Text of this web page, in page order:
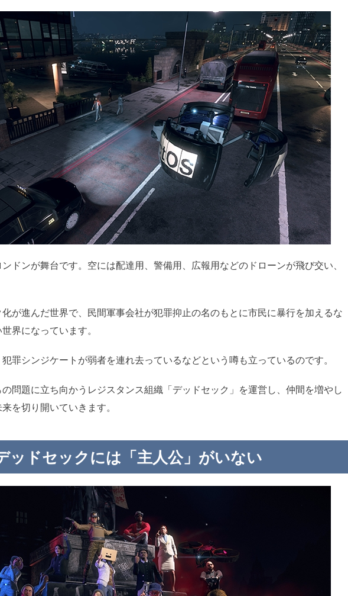
ドンが舞台です。空には配達用、警備用、広報用などのドローンが飛び交い、
が進んだ世界で、民間軍事会社が犯罪抑止の名のもとに市民に暴行を加えるな
界になっています。
罪シンジケートが弱者を連れ去っているなどという噂も立っているのです。
問題に立ち向かうレジスタンス組織「デッドセック」を運営し、仲間を増やし
を切り開いていきます。
ッドセックには「主人公」がいない